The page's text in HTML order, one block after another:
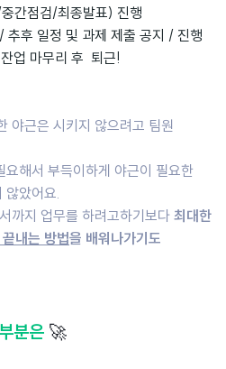
간점검/최종발표) 진행
후 일정 및 과제 제출 공지 / 진행
업 마무리 후 퇴근!
야근은 시키지 않으려고 팀원
해서 부득이하게 야근이 필요한
았어요.
까지 업무를 하려고하기보다 최대한
내는 방법을 배워나가기도
분은 🚀